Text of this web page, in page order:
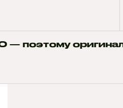
поэтому